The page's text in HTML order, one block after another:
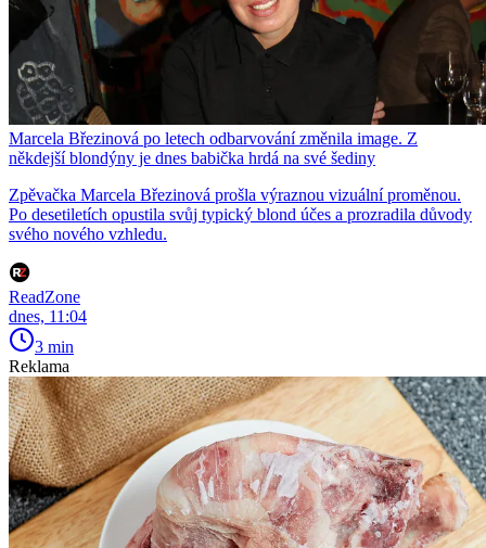
Marcela Březinová po letech odbarvování změnila image. Z
někdejší blondýny je dnes babička hrdá na své šediny
Zpěvačka Marcela Březinová prošla výraznou vizuální proměnou.
Po desetiletích opustila svůj typický blond účes a prozradila důvody
svého nového vzhledu.
ReadZone
dnes, 11:04
3 min
Reklama